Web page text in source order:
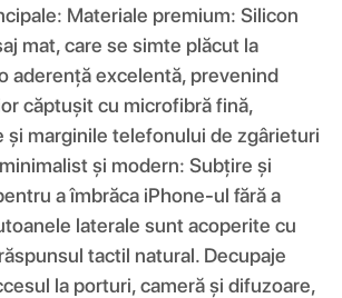
Materiale premium: Silicon
mat, care se simte plăcut la
aderență excelentă, prevenind
căptușit cu microfibră fină,
și marginile telefonului de zgârieturi
și modern: Subțire și
a îmbrăca iPhone-ul fără a
laterale sunt acoperite cu
tactil natural. Decupaje
la porturi, cameră și difuzoare,